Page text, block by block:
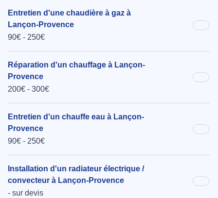
Entretien d'une chaudière à gaz à
Lançon-Provence
90€ - 250€
Réparation d'un chauffage à Lançon-
Provence
200€ - 300€
Entretien d'un chauffe eau à Lançon-
Provence
90€ - 250€
Installation d'un radiateur électrique /
convecteur à Lançon-Provence
- sur devis